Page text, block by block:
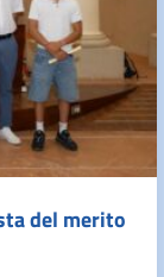
del merito